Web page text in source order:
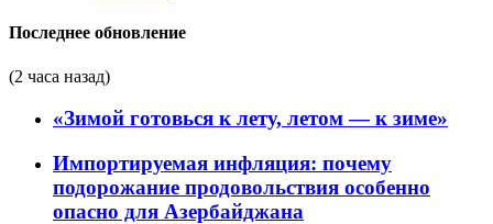
Последнее обновление
(2 часа назад)
«Зимой готовься к лету, летом — к зиме»
Импортируемая инфляция: почему
подорожание продовольствия особенно
опасно для Азербайджана